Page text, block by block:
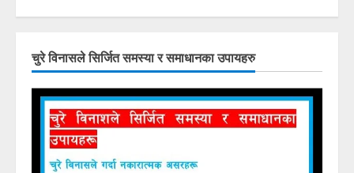
चुरे विनासले सिर्जित समस्या र समाधानका उपायहरु